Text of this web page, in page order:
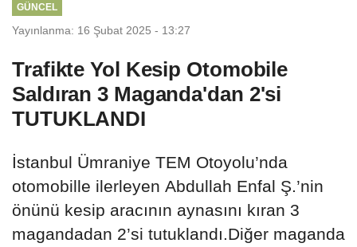
GÜNCEL
Yayınlanma: 16 Şubat 2025 - 13:27
Trafikte Yol Kesip Otomobile
Saldıran 3 Maganda'dan 2'si
TUTUKLANDI
İstanbul Ümraniye TEM Otoyolu’nda
otomobille ilerleyen Abdullah Enfal Ş.’nin
önünü kesip aracının aynasını kıran 3
magandadan 2’si tutuklandı.Diğer maganda